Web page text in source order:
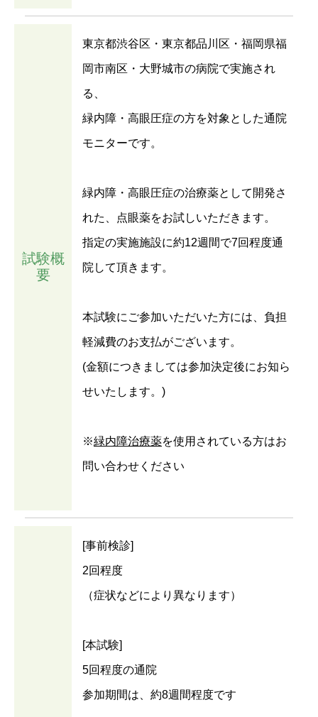
試験概
要
東京都渋谷区・東京都品川区・福岡県福
岡市南区・大野城市の病院で実施され
る、
緑内障・高眼圧症の方を対象とした通院
モニターです。
緑内障・高眼圧症の治療薬として開発さ
れた、点眼薬をお試しいただきます。
指定の実施施設に約12週間で7回程度通
院して頂きます。
本試験にご参加いただいた方には、負担
軽減費のお支払がございます。
(金額につきましては参加決定後にお知ら
せいたします。)
※緑内障治療薬を使用されている方はお
問い合わせください
[事前検診]
2回程度
（症状などにより異なります）
[本試験]
5回程度の通院
参加期間は、約8週間程度です